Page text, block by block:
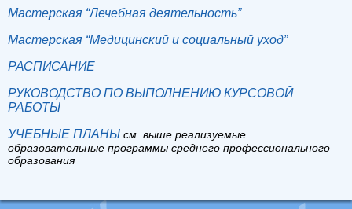
Мастерская “Лечебная деятельность”
Мастерская “Медицинский и социальный уход”
РАСПИСАНИЕ
РУКОВОДСТВО ПО ВЫПОЛНЕНИЮ КУРСОВОЙ
РАБОТЫ
УЧЕБНЫЕ ПЛАНЫ см. выше реализуемые
образовательные программы среднего профессионального
образования